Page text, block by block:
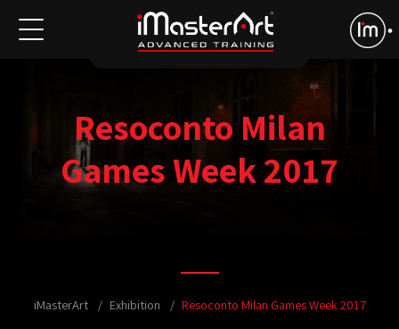
Resoconto Milan
Games Week 2017
iMasterArt Exhibition Resoconto Milan Games Week 2017